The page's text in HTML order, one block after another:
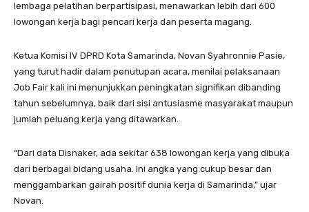
lembaga pelatihan berpartisipasi, menawarkan lebih dari 600
lowongan kerja bagi pencari kerja dan peserta magang.
Ketua Komisi IV DPRD Kota Samarinda, Novan Syahronnie Pasie,
yang turut hadir dalam penutupan acara, menilai pelaksanaan
Job Fair kali ini menunjukkan peningkatan signifikan dibanding
tahun sebelumnya, baik dari sisi antusiasme masyarakat maupun
jumlah peluang kerja yang ditawarkan.
“Dari data Disnaker, ada sekitar 638 lowongan kerja yang dibuka
dari berbagai bidang usaha. Ini angka yang cukup besar dan
menggambarkan gairah positif dunia kerja di Samarinda,” ujar
Novan.